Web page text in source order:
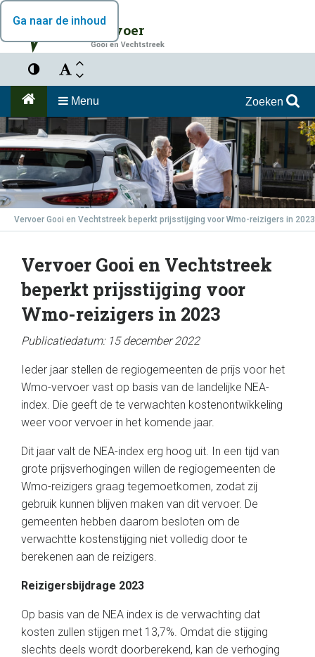
Ga naar de inhoud
Vervoer
Menu Zoeken
Vervoer Gooi en Vechtstreek beperkt prijsstijging voor Wmo-reizigers in 2023
Vervoer Gooi en Vechtstreek
beperkt prijsstijging voor
Wmo-reizigers in 2023
Publicatiedatum: 15 december 2022
Ieder jaar stellen de regiogemeenten de prijs voor het
Wmo-vervoer vast op basis van de landelijke NEA-
index. Die geeft de te verwachten kostenontwikkeling
weer voor vervoer in het komende jaar.
Dit jaar valt de NEA-index erg hoog uit. In een tijd van
grote prijsverhogingen willen de regiogemeenten de
Wmo-reizigers graag tegemoetkomen, zodat zij
gebruik kunnen blijven maken van dit vervoer. De
gemeenten hebben daarom besloten om de
verwachtte kostenstijging niet volledig door te
berekenen aan de reizigers.
Reizigersbijdrage 2023
Op basis van de NEA index is de verwachting dat
kosten zullen stijgen met 13,7%. Omdat die stijging
slechts deels wordt doorberekend, kan de verhoging